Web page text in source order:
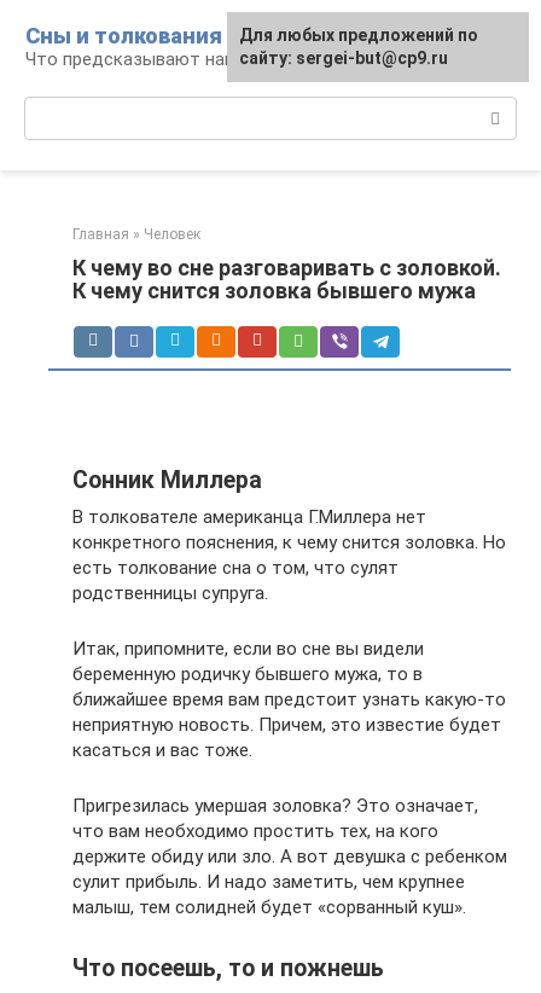
контенту
Сны и толкования
Что предсказывают нам наши сны
Главная » Человек
К чему во сне разговаривать с золовкой.
К чему снится золовка бывшего мужа
Сонник Миллера
В толкователе американца Г.Миллера нет
конкретного пояснения, к чему снится золовка. Но
есть толкование сна о том, что сулят
родственницы супруга.
Итак, припомните, если во сне вы видели
беременную родичку бывшего мужа, то в
ближайшее время вам предстоит узнать какую-то
неприятную новость. Причем, это известие будет
касаться и вас тоже.
Пригрезилась умершая золовка? Это означает,
что вам необходимо простить тех, на кого
держите обиду или зло. А вот девушка с ребенком
сулит прибыль. И надо заметить, чем крупнее
малыш, тем солидней будет «сорванный куш».
Что посеешь, то и пожнешь
Для любых предложений по
сайту: sergei-but@cp9.ru